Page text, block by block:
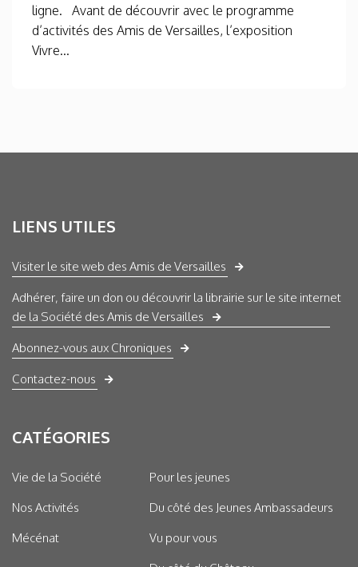
ligne. Avant de découvrir avec le programme
d’activités des Amis de Versailles, l’exposition
Vivre...
LIENS UTILES
Visiter le site web des Amis de Versailles
Adhérer, faire un don ou découvrir la librairie sur le site internet
de la Société des Amis de Versailles
Abonnez-vous aux Chroniques
Contactez-nous
CATÉGORIES
Vie de la Société
Nos Activités
Mécénat
Pour les jeunes
Du côté des Jeunes Ambassadeurs
Vu pour vous